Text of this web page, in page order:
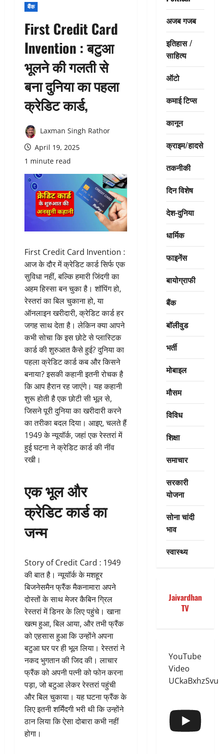
बैंक
First Credit Card
Invention : बटुआ
भूलने की गलती से
बना दुनिया का पहला
क्रेडिट कार्ड,
Laxman Singh Rathor
April 19, 2025
1 minute read
First Credit Card Invention :
आज के दौर में क्रेडिट कार्ड सिर्फ एक
सुविधा नहीं, बल्कि हमारी जिंदगी का
अहम हिस्सा बन चुका है। शॉपिंग हो,
रेस्तरां का बिल चुकाना हो, या
ऑनलाइन खरीदारी, क्रेडिट कार्ड हर
जगह साथ देता है। लेकिन क्या आपने
कभी सोचा कि इस छोटे से प्लास्टिक
कार्ड की शुरुआत कैसे हुई? दुनिया का
पहला क्रेडिट कार्ड कब और किसने
बनाया? इसकी कहानी इतनी रोचक है
कि आप हैरान रह जाएंगे। यह कहानी
शुरू होती है एक छोटी सी भूल से,
जिसने पूरी दुनिया का खरीदारी करने
का तरीका बदल दिया। आइए, चलते हैं
1949 के न्यूयॉर्क, जहां एक रेस्तरां में
हुई घटना ने क्रेडिट कार्ड की नींव
रखी।
एक भूल और
क्रेडिट कार्ड का
जन्म
Story of Credit Card : 1949
की बात है। न्यूयॉर्क के मशहूर
बिजनेसमैन फ्रैंक मैकनामारा अपने
दोस्तों के साथ मेजर कैबिन ग्रिल
रेस्तरां में डिनर के लिए पहुंचे। खाना
खत्म हुआ, बिल आया, और तभी फ्रैंक
को एहसास हुआ कि उन्होंने अपना
बटुआ घर पर ही भूल लिया। रेस्तरां ने
नकद भुगतान की जिद की। लाचार
फ्रैंक को अपनी पत्नी को फोन करना
पड़ा, जो बटुआ लेकर रेस्तरां पहुंची
और बिल चुकाया। यह घटना फ्रैंक के
लिए इतनी शर्मिंदगी भरी थी कि उन्होंने
ठान लिया कि ऐसा दोबारा कभी नहीं
होगा।
अजब गजब
इतिहास /
साहित्य
ऑटो
कमाई टिप्स
कानून
क्राइम/हादसे
तकनीकी
दिन विशेष
देश-दुनिया
धार्मिक
फाइनेंस
बायोग्राफी
बैंक
बॉलीवुड
भर्ती
मोबाइल
मौसम
विविध
शिक्षा
समाचार
सरकारी
योजना
सोना चांदी
भाव
स्वास्थ्य
Jaivardhan
TV
YouTube
Video